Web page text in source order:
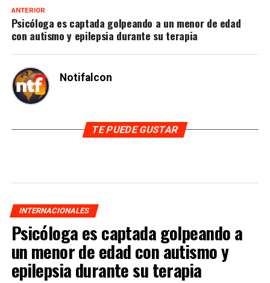
ANTERIOR
Psicóloga es captada golpeando a un menor de edad
con autismo y epilepsia durante su terapia
Notifalcon
TE PUEDE GUSTAR
INTERNACIONALES
Psicóloga es captada golpeando a
un menor de edad con autismo y
epilepsia durante su terapia